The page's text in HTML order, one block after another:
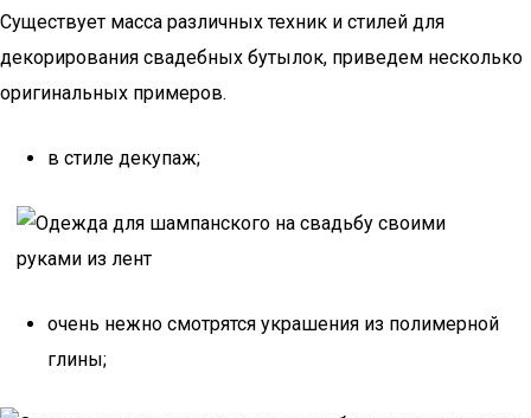
Существует масса различных техник и стилей для
декорирования свадебных бутылок, приведем несколько
оригинальных примеров.
в стиле декупаж;
очень нежно смотрятся украшения из полимерной
глины;